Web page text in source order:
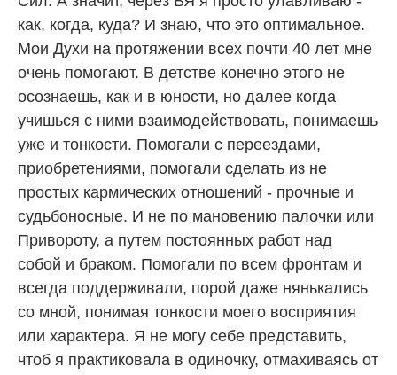
как, когда, куда? И знаю, что это оптимальное.
Мои Духи на протяжении всех почти 40 лет мне
очень помогают. В детстве конечно этого не
осознаешь, как и в юности, но далее когда
учишься с ними взаимодействовать, понимаешь
уже и тонкости. Помогали с переездами,
приобретениями, помогали сделать из не
простых кармических отношений - прочные и
судьбоносные. И не по мановению палочки или
Привороту, а путем постоянных работ над
собой и браком. Помогали по всем фронтам и
всегда поддерживали, порой даже нянькались
со мной, понимая тонкости моего восприятия
или характера. Я не могу себе представить,
чтоб я практиковала в одиночку, отмахиваясь от